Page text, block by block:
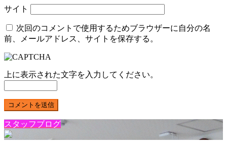
サイト
次回のコメントで使用するためブラウザーに自分の名
前、メールアドレス、サイトを保存する。
上に表示された文字を入力してください。
スタッフブログ